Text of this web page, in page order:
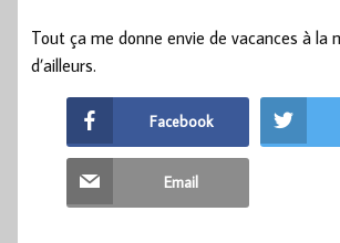
Tout ça me donne envie de vacances à la
d’ailleurs.
Facebook
Email